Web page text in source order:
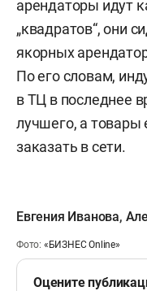
арендаторы идут
„квадратов“, они
якорных
По его словам,
в ТЦ в последнее
лучшего, а
заказать в сети.
Евгения Иванова,
Фото: «БИЗНЕС Online»
Оцените